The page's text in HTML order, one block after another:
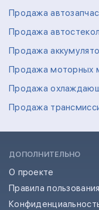
Продажа
Продажа автостекол
Продажа
Продажа моторных
Продажа
Продажа
ДОПОЛНИТЕЛЬНО
О проекте
Правила пользования